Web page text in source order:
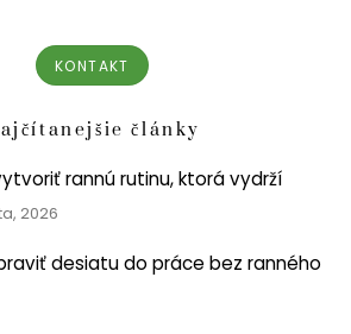
KONTAKT
články
rannú rutinu, ktorá vydrží
2026
desiatu do práce bez ranného